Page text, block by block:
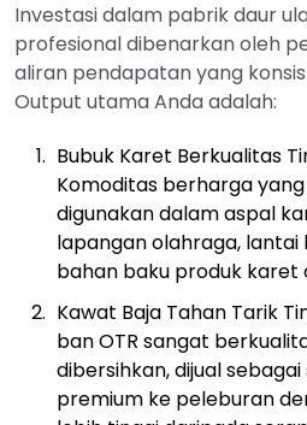
Investasi dalam pabrik daur
profesional dibenarkan oleh
aliran pendapatan yang
Output utama Anda adalah:
Bubuk Karet Berkualitas
Komoditas berharga
digunakan dalam aspal
lapangan olahraga, lantai
bahan baku produk karet
Kawat Baja Tahan Tarik
ban OTR sangat
dibersihkan, dijual
premium ke peleburan